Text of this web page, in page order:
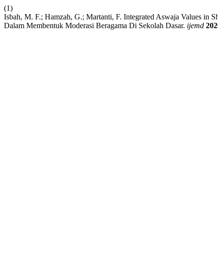
(1)
Isbah, M. F.; Hamzah, G.; Martanti, F. Integrated Aswaja Values in
Dalam Membentuk Moderasi Beragama Di Sekolah Dasar. ijemd